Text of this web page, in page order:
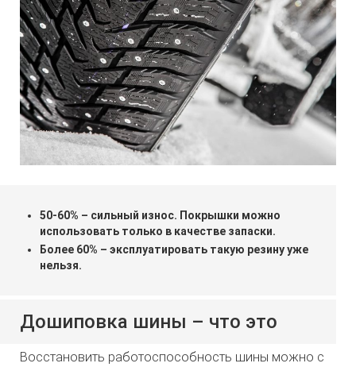
50-60% – сильный износ. Покрышки можно
использовать только в качестве запаски.
Более 60% – эксплуатировать такую резину уже
нельзя.
Дошиповка шины – что это
Восстановить работоспособность шины можно с